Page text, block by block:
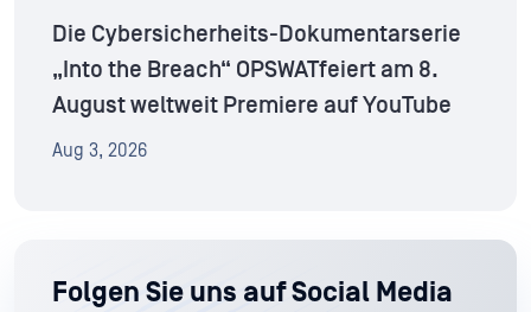
Die Cybersicherheits-Dokumentarserie
„Into the Breach“ OPSWATfeiert am 8.
August weltweit Premiere auf YouTube
Aug 3, 2026
Folgen Sie uns auf Social Media